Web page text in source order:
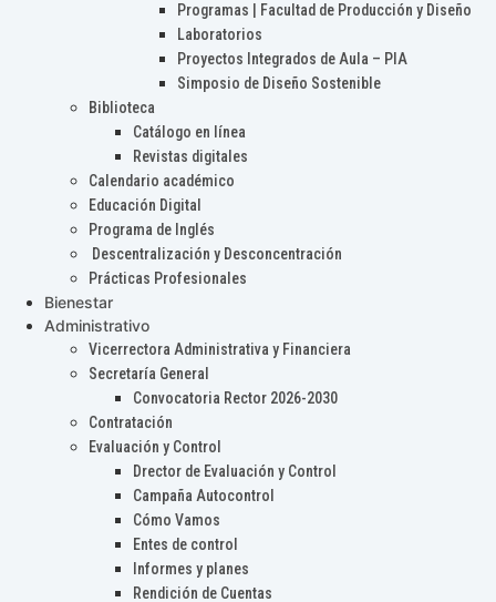
Programas | Facultad de Producción y Diseño
Laboratorios
Proyectos Integrados de Aula – PIA
Simposio de Diseño Sostenible
Biblioteca
Catálogo en línea
Revistas digitales
Calendario académico
Educación Digital
Programa de Inglés
Descentralización y Desconcentración
Prácticas Profesionales
Bienestar
Administrativo
Vicerrectora Administrativa y Financiera
Secretaría General
Convocatoria Rector 2026-2030
Contratación
Evaluación y Control
Drector de Evaluación y Control
Campaña Autocontrol
Cómo Vamos
Entes de control
Informes y planes
Rendición de Cuentas